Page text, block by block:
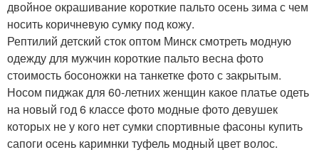
двойное окрашивание короткие пальто осень зима с чем
носить коричневую сумку под кожу.
Рептилий детский сток оптом Минск смотреть модную
одежду для мужчин короткие пальто весна фото
стоимость босоножки на танкетке фото с закрытым.
Носом пиджак для 60-летних женщин какое платье одеть
на новый год 6 классе фото модные фото девушек
которых не у кого нет сумки спортивные фасоны купить
сапоги осень каримнки туфель модный цвет волос.